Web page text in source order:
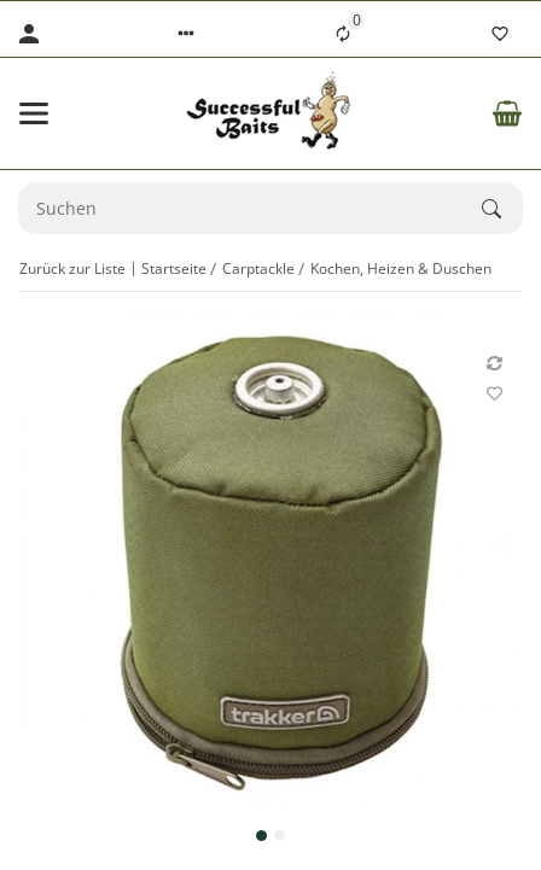
0
Zurück zur Liste Startseite Carptackle Kochen, Heizen & Duschen